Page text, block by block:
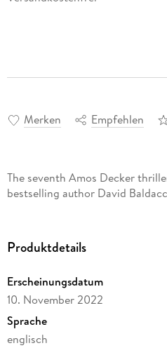
Merken Empfehlen
The seventh Amos Decker
bestselling author David
Produktdetails
Erscheinungsdatum
10. November 2022
Sprache
englisch